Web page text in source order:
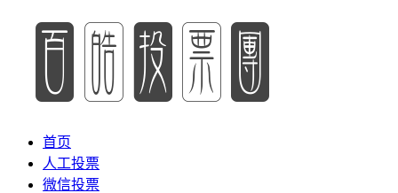
首页
人工投票
微信投票